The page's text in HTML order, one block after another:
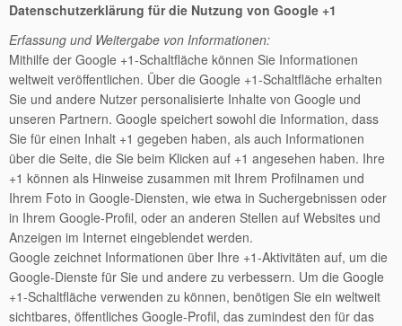
Datenschutzerklärung für die Nutzung von Google +1
Erfassung und Weitergabe von Informationen:
Mithilfe der Google +1-Schaltfläche können Sie Informationen
weltweit veröffentlichen. Über die Google +1-Schaltfläche erhalten
Sie und andere Nutzer personalisierte Inhalte von Google und
unseren Partnern. Google speichert sowohl die Information, dass
Sie für einen Inhalt +1 gegeben haben, als auch Informationen
über die Seite, die Sie beim Klicken auf +1 angesehen haben. Ihre
+1 können als Hinweise zusammen mit Ihrem Profilnamen und
Ihrem Foto in Google-Diensten, wie etwa in Suchergebnissen oder
in Ihrem Google-Profil, oder an anderen Stellen auf Websites und
Anzeigen im Internet eingeblendet werden.
Google zeichnet Informationen über Ihre +1-Aktivitäten auf, um die
Google-Dienste für Sie und andere zu verbessern. Um die Google
+1-Schaltfläche verwenden zu können, benötigen Sie ein weltweit
sichtbares, öffentliches Google-Profil, das zumindest den für das